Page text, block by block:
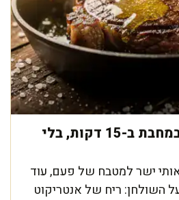
אנטריקוט משגע במחבת ב-15 דקות, בלי
ישר למטבח של פעם, עוד
השולחן: ריח של אנטריקוט